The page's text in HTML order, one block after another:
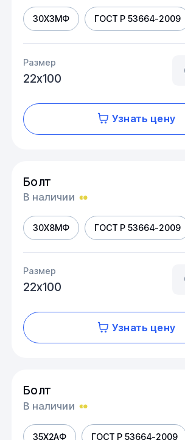
30Х3МФ ГОСТ Р 53664-2009
Размер
22х100
Узнать цену
Болт
В наличии
30Х8МФ ГОСТ Р 53664-2009
Размер
22х100
Узнать цену
Болт
В наличии
35Х2АФ ГОСТ Р 53664-2009